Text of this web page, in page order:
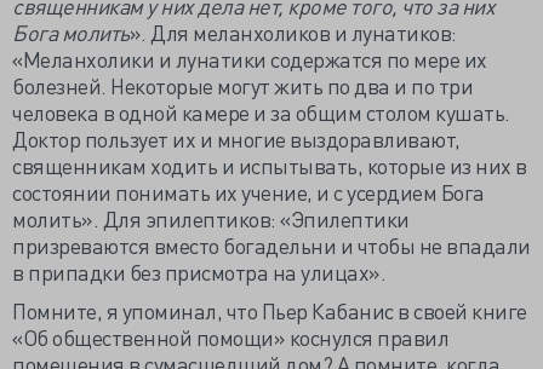
Бога молить». Для меланхоликов и лунатиков:
«Меланхолики и лунатики содержатся по мере их
болезней. Некоторые могут жить по два и по три
человека в одной камере и за общим столом кушать.
Доктор пользует их и многие выздоравливают,
священникам ходить и испытывать, которые из них в
состоянии понимать их учение, и с усердием Бога
молить». Для эпилептиков: «Эпилептики
призреваются вместо богадельни и чтобы не впадали
в припадки без присмотра на улицах».
Помните, я упоминал, что Пьер Кабанис в своей книге
«Об общественной помощи» коснулся правил